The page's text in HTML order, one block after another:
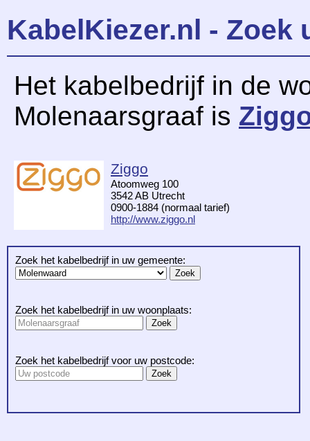
KabelKiezer.nl - Zoek
Het kabelbedrijf in de
Molenaarsgraaf is
Ziggo
Atoomweg 100
3542 AB Utrecht
0900-1884 (normaal tarief)
http://www.ziggo.nl
Zoek het kabelbedrijf in uw gemeente:
Zoek het kabelbedrijf in uw woonplaats:
Zoek het kabelbedrijf voor uw postcode: